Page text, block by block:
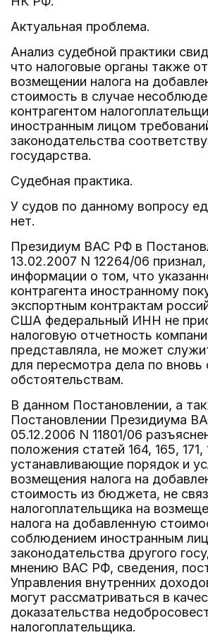
Актуальная проблема.
Анализ судебной практики
что налоговые органы также
возмещении налога на
стоимость в случае
контрагентом
иностранным лицом
законодательства
государства.
Судебная практика.
У судов по данному вопросу
нет.
Президиум ВАС РФ в
13.02.2007 N 12264/06
информации о том, что
контрагента иностранному
экспортным контрактам
США федеральный ИНН не
налоговую отчетность
представляла, не может
для пересмотра дела по
обстоятельствам.
В данном Постановлении, а
Постановлении Президиума
05.12.2006 N 11801/06
положения статей 164, 165,
устанавливающие порядок и
возмещения налога на
стоимость из бюджета, не
налогоплательщика на
налога на добавленную
соблюдением иностранным
законодательства другого
мнению ВАС РФ, сведения,
Управления внутренних
могут рассматриваться в
доказательства
налогоплательщика.